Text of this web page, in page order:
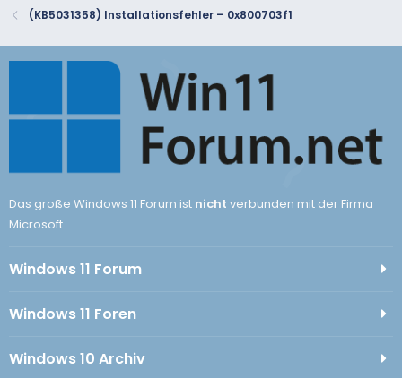
(KB5031358) Installationsfehler – 0x800703f1
Das große Windows 11 Forum ist nicht verbunden mit der Firma
Microsoft.
Windows 11 Forum
Windows 11 Foren
Windows 10 Archiv